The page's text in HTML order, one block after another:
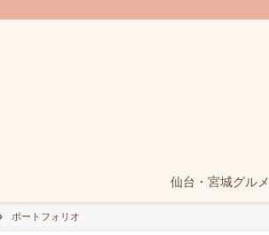
仙台・宮城グルメ
ポートフォリオ